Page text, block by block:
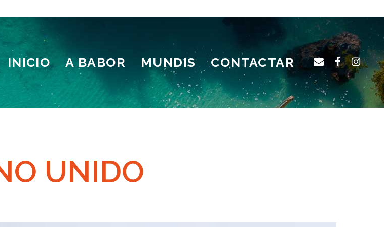
INICIO A BABOR MUNDIS CONTACTAR
UNIDO